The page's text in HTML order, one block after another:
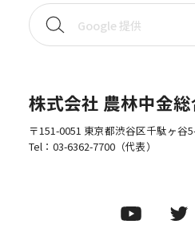
株式会社 農林中金
〒151-0051 東京都渋谷区千駄ヶ谷
Tel： 03-6362-7700（代表）